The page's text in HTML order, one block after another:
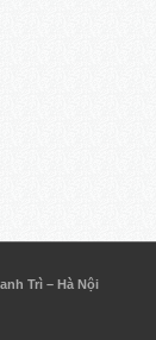
Trì – Hà Nội